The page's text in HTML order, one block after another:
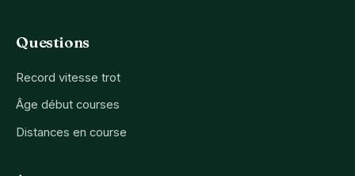
Questions
Record vitesse trot
Âge début courses
Distances en course